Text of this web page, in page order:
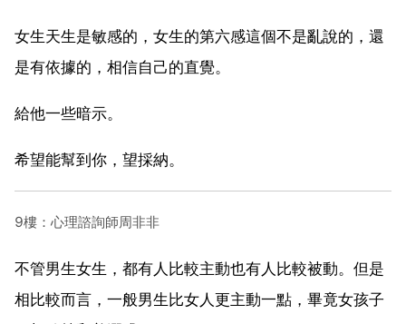
女生天生是敏感的，女生的第六感這個不是亂說的，還
是有依據的，相信自己的直覺。
給他一些暗示。
希望能幫到你，望採納。
9樓：心理諮詢師周非非
不管男生女生，都有人比較主動也有人比較被動。但是
相比較而言，一般男生比女人更主動一點，畢竟女孩子